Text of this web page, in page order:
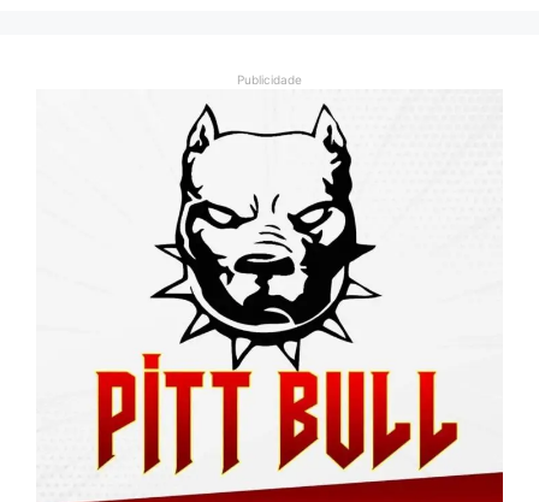
Publicidade